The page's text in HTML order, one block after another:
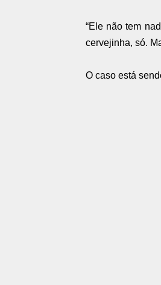
“Ele não tem
cervejinha, só.
O caso está